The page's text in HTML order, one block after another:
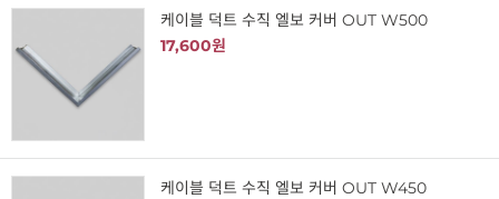
케이블 덕트 수직 엘보 커버 OUT W500
17,600원
케이블 덕트 수직 엘보 커버 OUT W450